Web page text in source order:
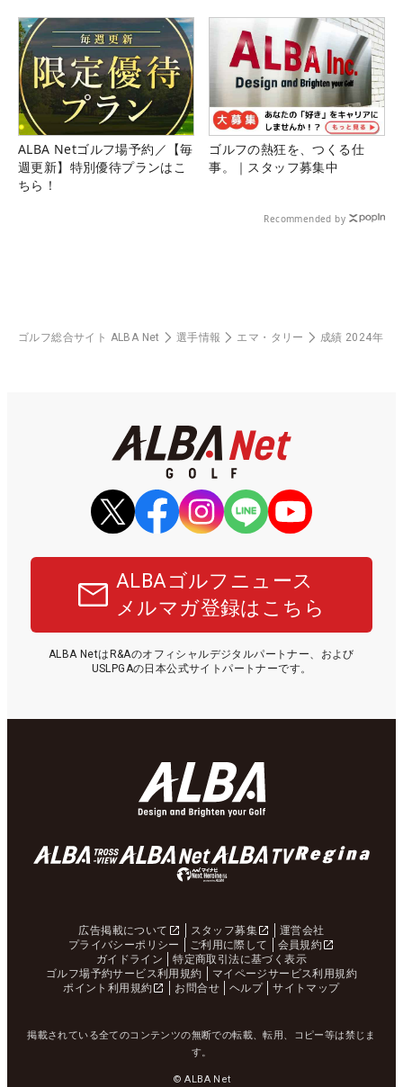
ALBA Netゴルフ場予約／【毎
週更新】特別優待プランはこ
ちら！
ゴルフの熱狂を、つくる仕
事。｜スタッフ募集中
Recommended by
ゴルフ総合サイト ALBA Net 選手情報 エマ・タリー 成績 2024年
ALBAゴルフニュース
メルマガ登録はこちら
ALBA NetはR&Aのオフィシャルデジタルパートナー、および
USLPGAの日本公式サイトパートナーです。
広告掲載について スタッフ募集
運営会社
プライバシーポリシー
ご利用に際して
会員規約
ガイドライン
特定商取引法に基づく表示
ゴルフ場予約サービス利用規約
マイページサービス利用規約
ポイント利用規約
お問合せ ヘルプ サイトマップ
掲載されている全てのコンテンツの無断での転載、転用、コピー等は禁じま
す。
© ALBA Net